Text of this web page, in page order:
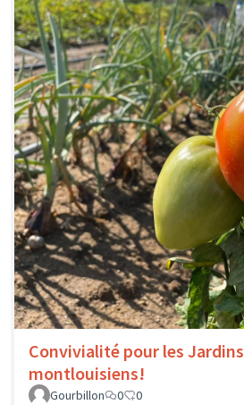
Convivialité pour les Jardins
montlouisiens!
Gourbillon
0 0